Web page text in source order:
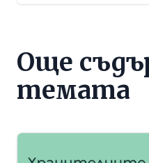
Още
темата